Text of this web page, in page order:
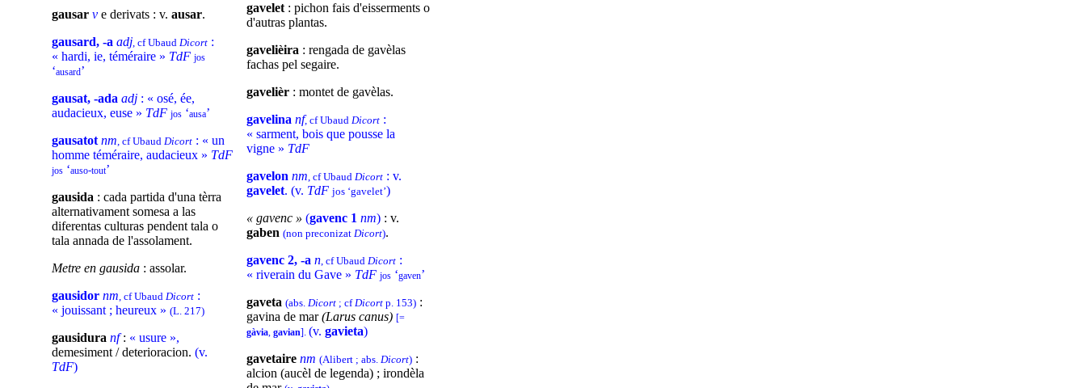
gausar v e derivats : v. ausar.
gausard, -a adj, cf Ubaud Dicort :
« hardi, ie, téméraire » TdF jos
‘ausard’
gausat, -ada adj : « osé, ée,
audacieux, euse » TdF jos ‘ausa’
gausatot nm, cf Ubaud Dicort : « un
homme téméraire, audacieux » TdF
jos ‘auso-tout’
gausida : cada partida d'una tèrra
alternativament somesa a las
diferentas culturas pendent tala o
tala annada de l'assolament.
Metre en gausida : assolar.
gausidor nm, cf Ubaud Dicort :
« jouissant ; heureux » (L. 217)
gausidura nf: « usure »,
demesiment / deterioracion. (v.
TdF)
gavelet : pichon fais d'eisserments o
d'autras plantas.
gavelièira : rengada de gavèlas
fachas pel segaire.
gavelièr : montet de gavèlas.
gavelina nf, cf Ubaud Dicort :
« sarment, bois que pousse la
vigne » TdF
gavelon nm, cf Ubaud Dicort : v.
gavelet. (v. TdF jos ‘gavelet’)
« gavenc » (gavenc 1 nm) : v.
gaben (non preconizat Dicort).
gavenc 2, -a n, cf Ubaud Dicort :
« riverain du Gave » TdF jos ‘gaven’
gaveta (abs. Dicort ; cfDicort p. 153) :
gavina de mar(Larus canus) [=
gàvia, gavian]. (v. gavieta)
gavetaire nm (Alibert ; abs. Dicort) :
alcion (aucèl de legenda) ; irondèla